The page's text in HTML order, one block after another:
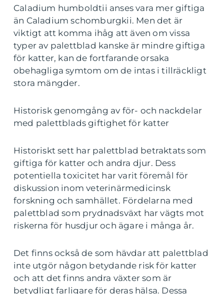
Caladium humboldtii anses vara mer giftiga
än Caladium schomburgkii. Men det är
viktigt att komma ihåg att även om vissa
typer av palettblad kanske är mindre giftiga
för katter, kan de fortfarande orsaka
obehagliga symtom om de intas i tillräckligt
stora mängder.
Historisk genomgång av för- och nackdelar
med palettblads giftighet för katter
Historiskt sett har palettblad betraktats som
giftiga för katter och andra djur. Dess
potentiella toxicitet har varit föremål för
diskussion inom veterinärmedicinsk
forskning och samhället. Fördelarna med
palettblad som prydnadsväxt har vägts mot
riskerna för husdjur och ägare i många år.
Det finns också de som hävdar att palettblad
inte utgör någon betydande risk för katter
och att det finns andra växter som är
betydligt farligare för deras hälsa. Dessa